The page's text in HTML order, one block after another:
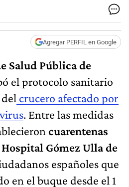
Agregar PERFIL en Google
Salud Pública de
el protocolo sanitario
crucero afectado por
. Entre las medidas
cuarentenas
Gómez Ulla de
españoles que
en el buque desde el 1